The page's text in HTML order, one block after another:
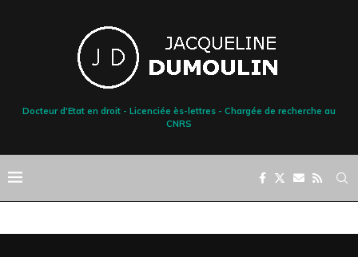
Docteur d'Etat en droit - Licenciée ès-lettres - Chargée de recherche au
CNRS